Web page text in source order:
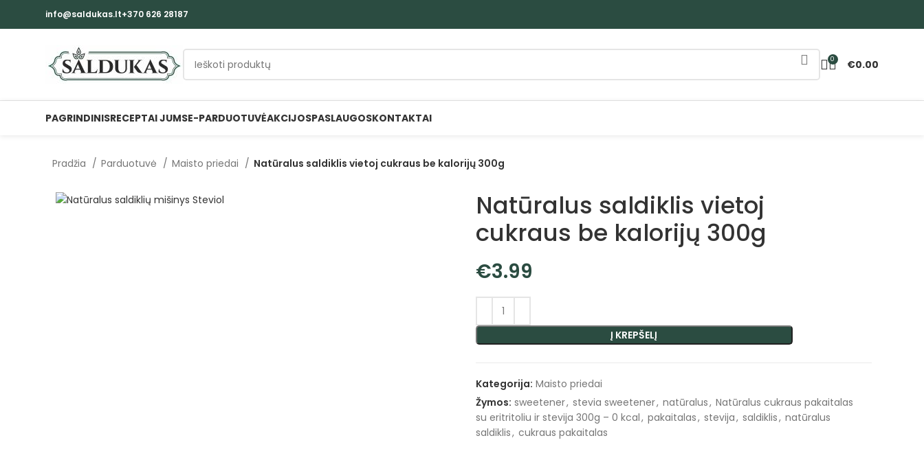
info@saldukas.lt+370 626 28187
0 €0.00
PAGRINDINISRECEPTAI JUMSE-PARDUOTUVĖAKCIJOSPASLAUGOSKONTAKTAI
Pradžia Parduotuvė Maisto priedai Natūralus saldiklis vietoj cukraus be kalorijų 300g
Natūralus saldiklis vietoj
cukraus be kalorijų 300g
€3.99
Į KREPŠELĮ
Kategorija: Maisto priedai
Žymos: sweetener, stevia sweetener, natūralus, Natūralus cukraus pakaitalas
su eritritoliu ir stevija 300g – 0 kcal, pakaitalas, stevija, saldiklis, natūralus
saldiklis, cukraus pakaitalas